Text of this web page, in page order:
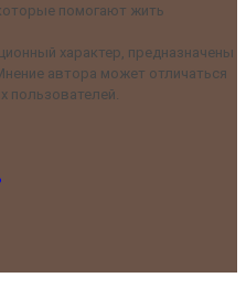
помогают жить
характер, предназначены
автора может отличаться
пользователей.